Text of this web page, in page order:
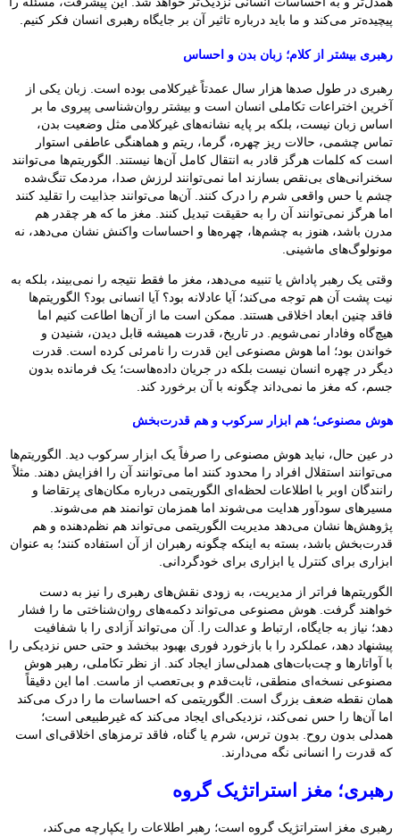
پیچیده‌تر می‌کند و ما باید درباره تاثیر آن بر جایگاه رهبری انسان فکر کنیم.
رهبری بیشتر از کلام؛ زبان بدن و احساس
رهبری در طول صدها هزار سال عمدتاً غیرکلامی بوده است. زبان یکی از
آخرین اختراعات تکاملی انسان است و بیشتر روان‌شناسی پیروی ما بر
اساس زبان نیست، بلکه بر پایه نشانه‌های غیرکلامی مثل وضعیت بدن،
تماس چشمی، حالات ریز چهره، گرما، ریتم و هماهنگی عاطفی استوار
است که کلمات هرگز قادر به انتقال کامل آن‌ها نیستند. الگوریتم‌ها می‌توانند
سخنرانی‌های بی‌نقص بسازند اما نمی‌توانند لرزش صدا، مردمک تنگ‌شده
چشم یا حس واقعی شرم را درک کنند. آن‌ها می‌توانند جذابیت را تقلید کنند
اما هرگز نمی‌توانند آن را به حقیقت تبدیل کنند. مغز ما که هر چقدر هم
مدرن باشد، هنوز به چشم‌ها، چهره‌ها و احساسات واکنش نشان می‌دهد، نه
مونولوگ‌های ماشینی.
وقتی یک رهبر پاداش یا تنبیه می‌دهد، مغز ما فقط نتیجه را نمی‌بیند، بلکه به
نیت پشت آن هم توجه می‌کند؛ آیا عادلانه بود؟ آیا انسانی بود؟ الگوریتم‌ها
فاقد چنین ابعاد اخلاقی هستند. ممکن است ما از آن‌ها اطاعت کنیم اما
هیچ‌گاه وفادار نمی‌شویم. در تاریخ، قدرت همیشه قابل دیدن، شنیدن و
خواندن بود؛ اما هوش مصنوعی این قدرت را نامرئی کرده است. قدرت
دیگر در چهره انسان نیست بلکه در جریان داده‌هاست؛ یک فرمانده بدون
جسم، که مغز ما نمی‌داند چگونه با آن برخورد کند.
هوش مصنوعی؛ هم ابزار سرکوب و هم قدرت‌بخش
در عین حال، نباید هوش مصنوعی را صرفاً یک ابزار سرکوب دید. الگوریتم‌ها
می‌توانند استقلال افراد را محدود کنند اما می‌توانند آن را افزایش دهند. مثلاً
رانندگان اوبر با اطلاعات لحظه‌ای الگوریتمی درباره مکان‌های پرتقاضا و
مسیرهای سودآور هدایت می‌شوند اما همزمان توانمند هم می‌شوند.
پژوهش‌ها نشان می‌دهد مدیریت الگوریتمی می‌تواند هم نظم‌دهنده و هم
قدرت‌بخش باشد، بسته به اینکه چگونه رهبران از آن استفاده کنند؛ به عنوان
ابزاری برای کنترل یا ابزاری برای خودگردانی.
الگوریتم‌ها فراتر از مدیریت، به زودی نقش‌های رهبری را نیز به دست
خواهند گرفت. هوش مصنوعی می‌تواند دکمه‌های روان‌شناختی ما را فشار
دهد؛ نیاز به جایگاه، ارتباط و عدالت را. آن می‌تواند آزادی را با شفافیت
پیشنهاد دهد، عملکرد را با بازخورد فوری بهبود ببخشد و حتی حس نزدیکی را
با آواتارها و چت‌بات‌های همدلی‌ساز ایجاد کند. از نظر تکاملی، رهبر هوش
مصنوعی نسخه‌ای منطقی، ثابت‌قدم و بی‌تعصب از ماست. اما این دقیقاً
همان نقطه ضعف بزرگ است. الگوریتمی که احساسات ما را درک می‌کند
اما آن‌ها را حس نمی‌کند، نزدیکی‌ای ایجاد می‌کند که غیرطبیعی است؛
همدلی بدون روح. بدون ترس، شرم یا گناه، فاقد ترمزهای اخلاقی‌ای است
که قدرت را انسانی نگه می‌دارند.
رهبری؛ مغز استراتژیک گروه
رهبری مغز استراتژیک گروه است؛ رهبر اطلاعات را یکپارچه می‌کند،